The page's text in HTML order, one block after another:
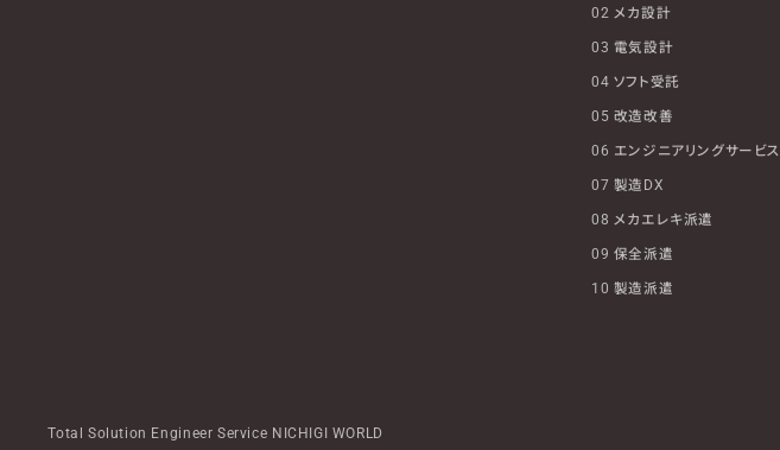
02 メカ設計
03 電気設計
04 ソフト受託
05 改造改善
06 エンジニアリングサービス
07 製造DX
08 メカエレキ派遣
09 保全派遣
10 製造派遣
Total Solution Engineer Service NICHIGI WORLD